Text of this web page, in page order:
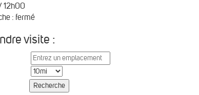
12h00
: fermé
visite :